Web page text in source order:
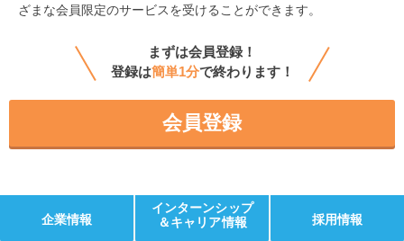
ざまな会員限定のサービスを受けることができます。
まずは会員登録！
登録は簡単1分で終わります！
会員登録
企業情報
インターンシップ
＆キャリア情報
採用情報